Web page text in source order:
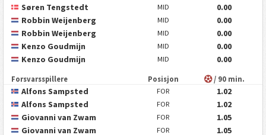
Søren Tengstedt
MID
0.00
Robbin Weijenberg
MID
0.00
Robbin Weijenberg
MID
0.00
Kenzo Goudmijn
MID
0.00
Kenzo Goudmijn
MID 0.00
Forsvarsspillere Posisjon / 90 min.
Alfons Sampsted FOR
1.02
Alfons Sampsted
FOR
1.02
Giovanni van Zwam
FOR
1.05
Giovanni van Zwam
FOR 1.05